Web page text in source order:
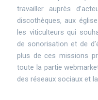
travailler auprès
discothèques, aux
les viticulteurs qui
de sonorisation et de
plus de ces missions
toute la partie
des réseaux sociaux et